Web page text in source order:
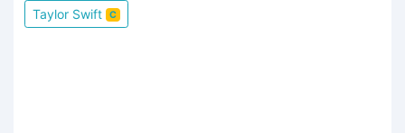
Taylor Swift C